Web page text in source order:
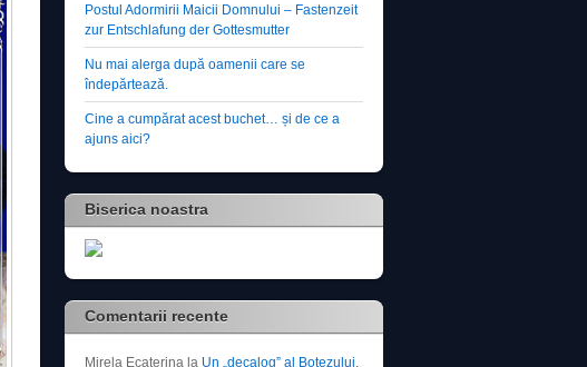
Postul Adormirii Maicii Domnului – Fastenzeit
zur Entschlafung der Gottesmutter
Nu mai alerga după oamenii care se
îndepărtează.
Cine a cumpărat acest buchet… și de ce a
ajuns aici?
Biserica noastra
Comentarii recente
Mirela Ecaterina la Un „decalog” al Botezului.